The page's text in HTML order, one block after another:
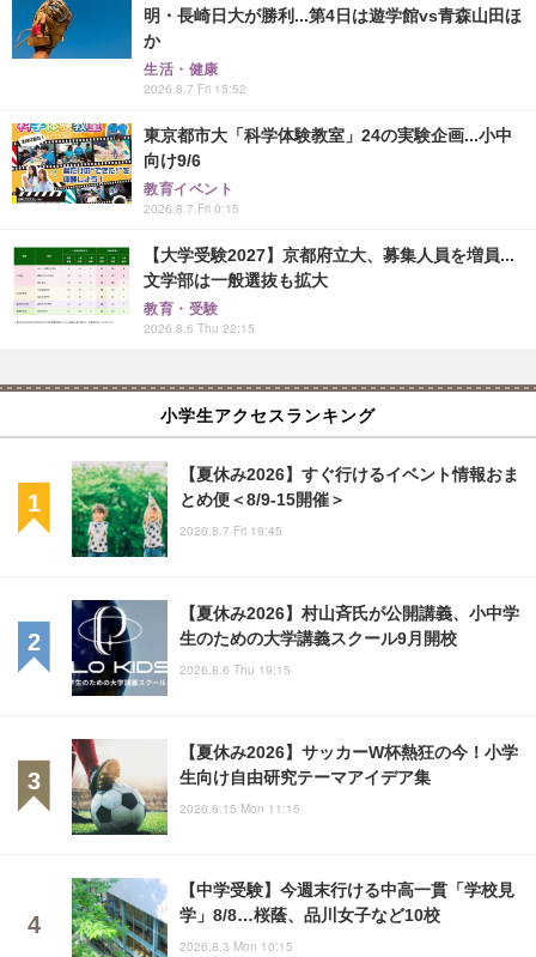
明・長崎日大が勝利...第4日は遊学館vs青森山田ほ
か
生活・健康
2026.8.7 Fri 15:52
東京都市大「科学体験教室」24の実験企画...小中
向け9/6
教育イベント
2026.8.7 Fri 0:15
【大学受験2027】京都府立大、募集人員を増員...
文学部は一般選抜も拡大
教育・受験
2026.8.6 Thu 22:15
小学生アクセスランキング
【夏休み2026】すぐ行けるイベント情報おま
とめ便＜8/9-15開催＞
2026.8.7 Fri 19:45
【夏休み2026】村山斉氏が公開講義、小中学
生のための大学講義スクール9月開校
2026.8.6 Thu 19:15
【夏休み2026】サッカーW杯熱狂の今！小学
生向け自由研究テーマアイデア集
2026.6.15 Mon 11:15
【中学受験】今週末行ける中高一貫「学校見
学」8/8…桜蔭、品川女子など10校
2026.8.3 Mon 10:15